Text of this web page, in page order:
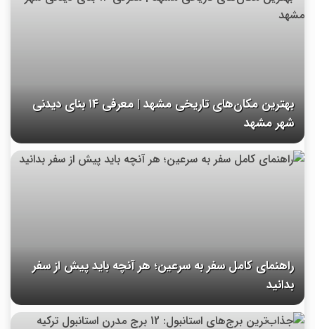
بهترین مکان‌های تاریخی مشهد | معرفی ۱۴ بنای دیدنی
شهر مشهد
راهنمای کامل سفر به سرعین؛ هر آنچه باید پیش از سفر
بدانید